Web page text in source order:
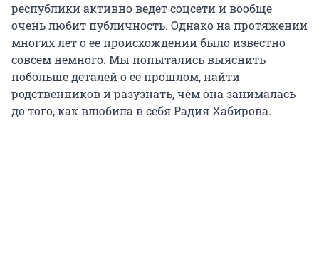
республики активно ведет соцсети и вообще
очень любит публичность. Однако на протяжении
многих лет о ее происхождении было известно
совсем немного. Мы попытались выяснить
побольше деталей о ее прошлом, найти
родственников и разузнать, чем она занималась
до того, как влюбила в себя Радия Хабирова.